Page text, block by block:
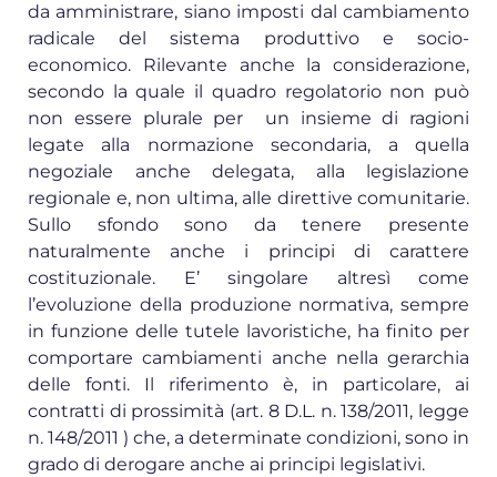
da amministrare, siano imposti dal cambiamento
radicale del sistema produttivo e socio-
economico. Rilevante anche la considerazione,
secondo la quale il quadro regolatorio non può
non essere plurale per un insieme di ragioni
legate alla normazione secondaria, a quella
negoziale anche delegata, alla legislazione
regionale e, non ultima, alle direttive comunitarie.
Sullo sfondo sono da tenere presente
naturalmente anche i principi di carattere
costituzionale. E’ singolare altresì come
l’evoluzione della produzione normativa, sempre
in funzione delle tutele lavoristiche, ha finito per
comportare cambiamenti anche nella gerarchia
delle fonti. Il riferimento è, in particolare, ai
contratti di prossimità (art. 8 D.L. n. 138/2011, legge
n. 148/2011 ) che, a determinate condizioni, sono in
grado di derogare anche ai principi legislativi.